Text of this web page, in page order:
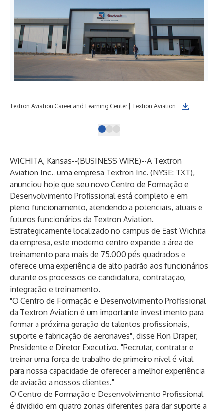
Textron Aviation Career and Learning Center | Textron Aviation
WICHITA, Kansas--(BUSINESS WIRE)--A Textron
Aviation Inc., uma empresa Textron Inc. (NYSE: TXT),
anunciou hoje que seu novo Centro de Formação e
Desenvolvimento Profissional está completo e em
pleno funcionamento, atendendo a potenciais, atuais e
futuros funcionários da Textron Aviation.
Estrategicamente localizado no campus de East Wichita
da empresa, este moderno centro expande a área de
treinamento para mais de 75.000 pés quadrados e
oferece uma experiência de alto padrão aos funcionários
durante os processos de candidatura, contratação,
integração e treinamento.
"O Centro de Formação e Desenvolvimento Profissional
da Textron Aviation é um importante investimento para
formar a próxima geração de talentos profissionais,
suporte e fabricação de aeronaves", disse Ron Draper,
Presidente e Diretor Executivo. "Recrutar, contratar e
treinar uma força de trabalho de primeiro nível é vital
para nossa capacidade de oferecer a melhor experiência
de aviação a nossos clientes."
O Centro de Formação e Desenvolvimento Profissional
é dividido em quatro zonas diferentes para dar suporte a